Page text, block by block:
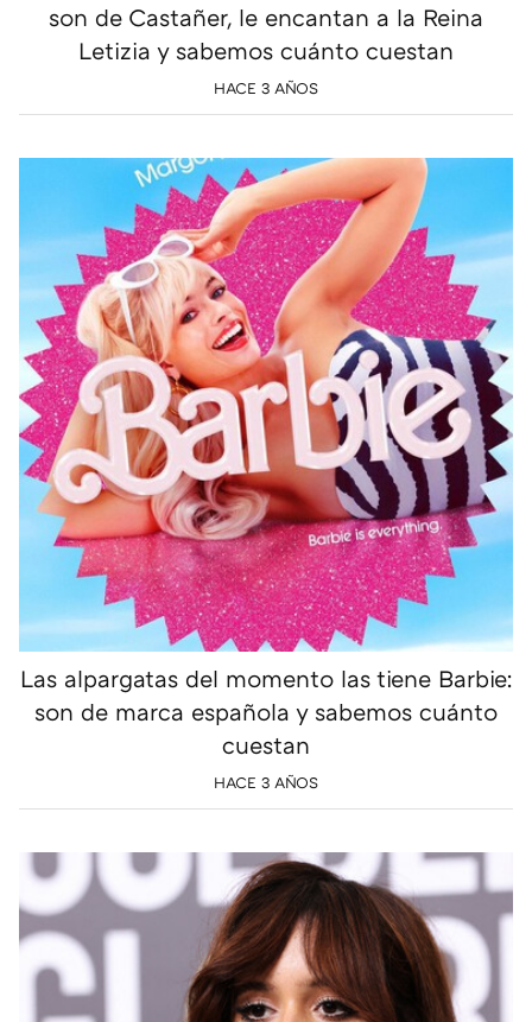
son de Castañer, le encantan a la Reina
Letizia y sabemos cuánto cuestan
HACE 3 AÑOS
Las alpargatas del momento las tiene Barbie:
son de marca española y sabemos cuánto
cuestan
HACE 3 AÑOS